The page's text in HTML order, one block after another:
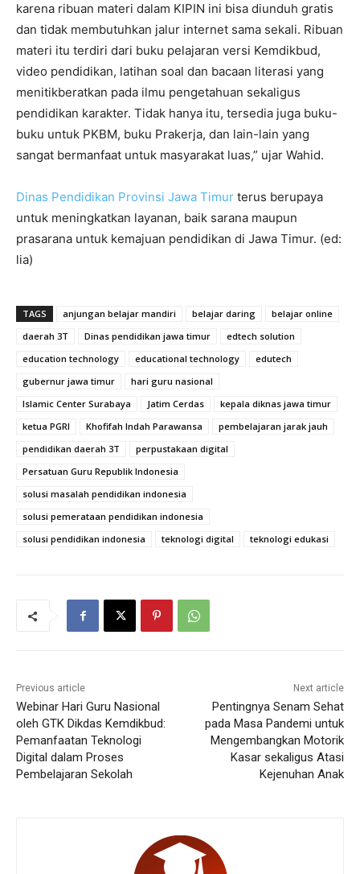
karena ribuan materi dalam KIPIN ini bisa diunduh gratis
dan tidak membutuhkan jalur internet sama sekali. Ribuan
materi itu terdiri dari buku pelajaran versi Kemdikbud,
video pendidikan, latihan soal dan bacaan literasi yang
menitikberatkan pada ilmu pengetahuan sekaligus
pendidikan karakter. Tidak hanya itu, tersedia juga buku-
buku untuk PKBM, buku Prakerja, dan lain-lain yang
sangat bermanfaat untuk masyarakat luas,” ujar Wahid.
Dinas Pendidikan Provinsi Jawa Timur terus berupaya
untuk meningkatkan layanan, baik sarana maupun
prasarana untuk kemajuan pendidikan di Jawa Timur. (ed:
lia)
TAGS anjungan belajar mandiri belajar daring
belajar online
daerah 3T
Dinas pendidikan jawa timur
edtech solution
education technology
educational technology
edutech
gubernur jawa timur
hari guru nasional
Islamic Center Surabaya
Jatim Cerdas
kepala diknas jawa timur
ketua PGRI
Khofifah Indah Parawansa
pembelajaran jarak jauh
pendidikan daerah 3T
perpustakaan digital
Persatuan Guru Republik Indonesia
solusi masalah pendidikan indonesia
solusi pemerataan pendidikan indonesia
solusi pendidikan indonesia
teknologi digital teknologi edukasi
Previous article
Webinar Hari Guru Nasional
oleh GTK Dikdas Kemdikbud:
Pemanfaatan Teknologi
Digital dalam Proses
Pembelajaran Sekolah
Next article
Pentingnya Senam Sehat
pada Masa Pandemi untuk
Mengembangkan Motorik
Kasar sekaligus Atasi
Kejenuhan Anak